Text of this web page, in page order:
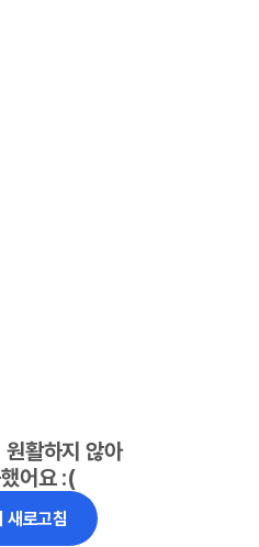
활하지 않아
어요 :(
새로고침